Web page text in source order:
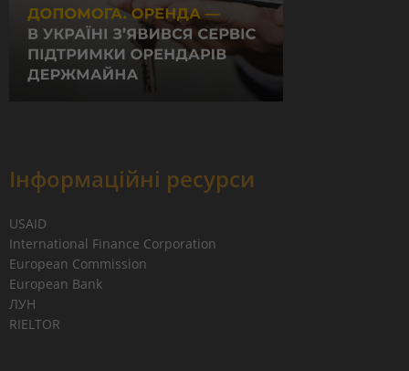
Інформаційні ресурси
USAID
International Finance Corporation
European Commission
European Bank
ЛУН
RIELTOR